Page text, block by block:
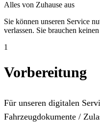
Alles von Zuhause aus
Sie können unseren Service
verlassen. Sie brauchen
1
Vorbereitung
Für unseren digitalen
Fahrzeugdokumente /